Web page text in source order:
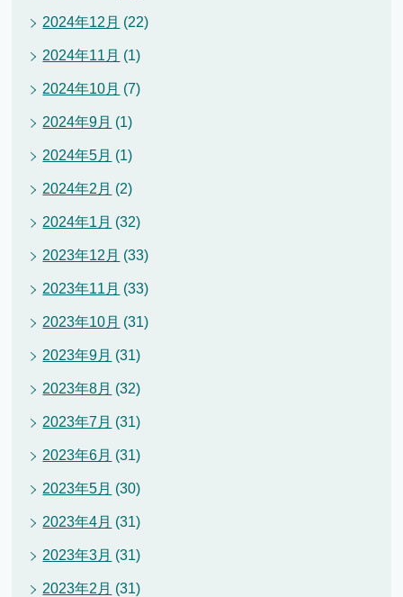
2024年12月 (22)
2024年11月 (1)
2024年10月 (7)
2024年9月 (1)
2024年5月 (1)
2024年2月 (2)
2024年1月 (32)
2023年12月 (33)
2023年11月 (33)
2023年10月 (31)
2023年9月 (31)
2023年8月 (32)
2023年7月 (31)
2023年6月 (31)
2023年5月 (30)
2023年4月 (31)
2023年3月 (31)
2023年2月 (31)